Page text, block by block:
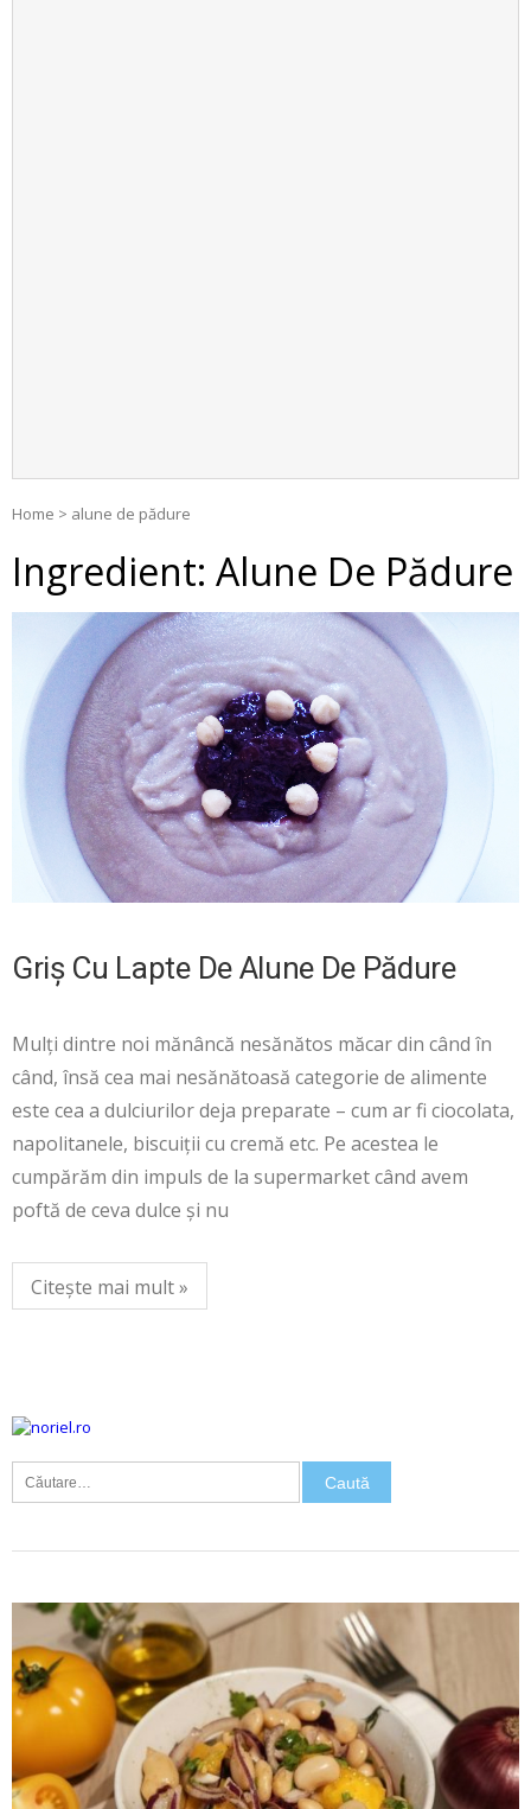
Home > alune de pădure
Ingredient: Alune De Pădure
Griș Cu Lapte De Alune De Pădure
Mulți dintre noi mănâncă nesănătos măcar din când în
când, însă cea mai nesănătoasă categorie de alimente
este cea a dulciurilor deja preparate – cum ar fi ciocolata,
napolitanele, biscuiții cu cremă etc. Pe acestea le
cumpărăm din impuls de la supermarket când avem
poftă de ceva dulce și nu
Citește mai mult »
Caută
după: